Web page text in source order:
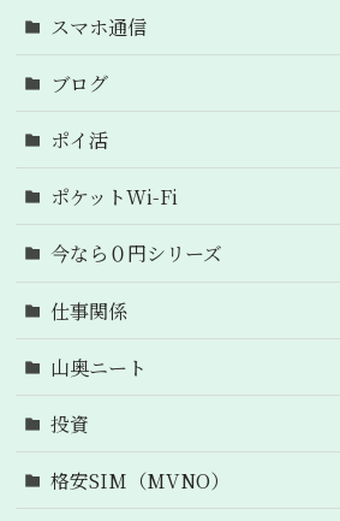
スマホ通信
ブログ
ポイ活
ポケットWi-Fi
今なら０円シリーズ
仕事関係
山奥ニート
投資
格安SIM（MVNO）